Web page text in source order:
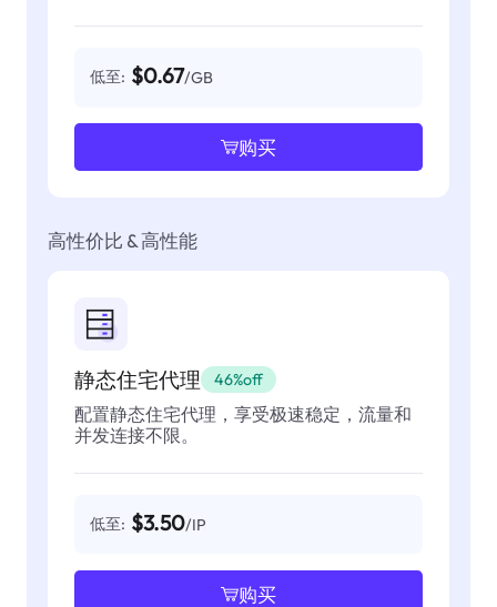
低至: $0.67/GB
购买
高性价比 & 高性能
静态住宅代理 46%off
配置静态住宅代理，享受极速稳定，流量和
并发连接不限。
低至: $3.50/IP
购买